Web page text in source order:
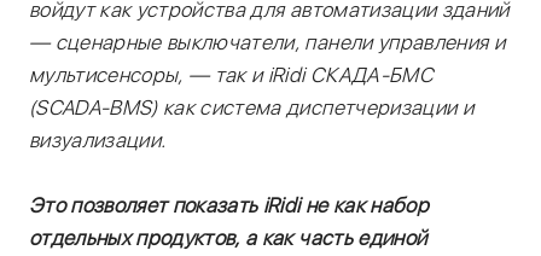
войдут как устройства для автоматизации зданий
— сценарные выключатели, панели управления и
мультисенсоры, — так и iRidi СКАДА-БМС
(SCADA-BMS) как система диспетчеризации и
визуализации.
Это позволяет показать iRidi не как набор
отдельных продуктов, а как часть единой